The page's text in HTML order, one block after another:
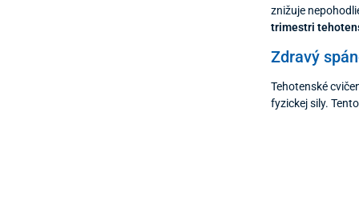
znižuje
trimestri
Zdravý
Tehotenské
fyzickej sily.